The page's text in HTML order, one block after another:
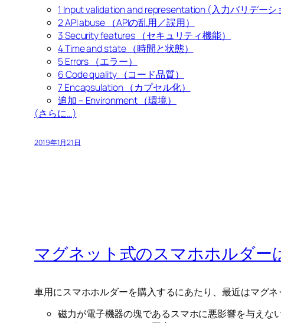
1 Input validation and representation (入力バリデーシ
2 API abuse （APIの乱用／誤用）
3 Security features （セキュリティ機能）
4 Time and state （時間と状態）
5 Errors （エラー）
6 Code quality （コード品質）
7 Encapsulation （カプセル化）
追加 – Environment （環境）
(さらに…)
2019年1月21日
マグネット式のスマホホルダー
車用にスマホホルダーを購入するにあたり、最近はマグ
磁力が電子機器の塊であるスマホに悪影響を与えな